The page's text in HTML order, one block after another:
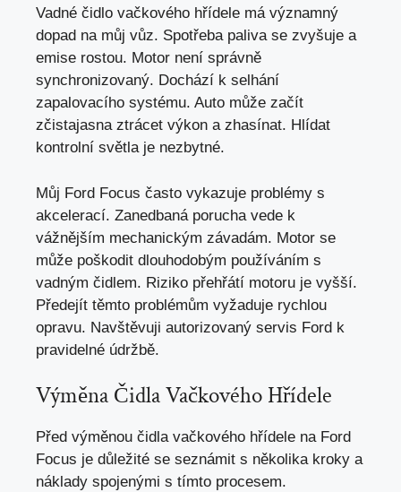
Vadné čidlo vačkového hřídele má významný
dopad na můj vůz. Spotřeba paliva se zvyšuje a
emise rostou. Motor není správně
synchronizovaný. Dochází k selhání
zapalovacího systému. Auto může začít
zčistajasna ztrácet výkon a zhasínat. Hlídat
kontrolní světla je nezbytné.
Můj Ford Focus často vykazuje problémy s
akcelerací. Zanedbaná porucha vede k
vážnějším mechanickým závadám. Motor se
může poškodit dlouhodobým používáním s
vadným čidlem. Riziko přehřátí motoru je vyšší.
Předejít těmto problémům vyžaduje rychlou
opravu. Navštěvuji autorizovaný servis Ford k
pravidelné údržbě.
Výměna Čidla Vačkového Hřídele
Před výměnou čidla vačkového hřídele na Ford
Focus je důležité se seznámit s několika kroky a
náklady spojenými s tímto procesem.